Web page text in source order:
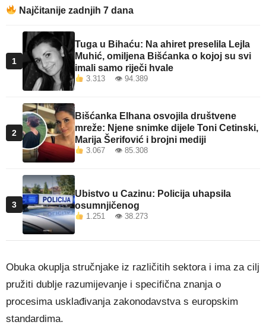
Najčitanije zadnjih 7 dana
1
Tuga u Bihaću: Na ahiret preselila Lejla
Muhić, omiljena Bišćanka o kojoj su svi
imali samo riječi hvale
3.313 👁 94.389
2
Bišćanka Elhana osvojila društvene
mreže: Njene snimke dijele Toni Cetinski,
Marija Šerifović i brojni mediji
3.067 👁 85.308
3
Ubistvo u Cazinu: Policija uhapsila
osumnjičenog
1.251 👁 38.273
Obuka okuplja stručnjake iz različitih sektora i ima za cilj
pružiti dublje razumijevanje i specifična znanja o
procesima usklađivanja zakonodavstva s europskim
standardima.